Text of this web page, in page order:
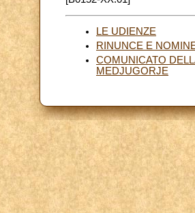
LE UDIENZE
RINUNCE E
COMUNICATO
MEDJUGORJE